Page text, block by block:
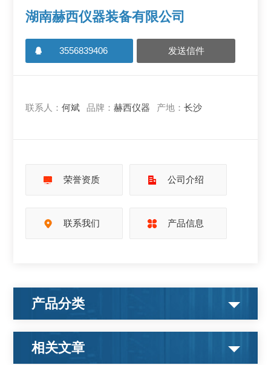
湖南赫西仪器装备有限公司
3556839406 发送信件
联系人：何斌 品牌：赫西仪器 产地：长沙
荣誉资质 公司介绍
联系我们 产品信息
产品分类
相关文章